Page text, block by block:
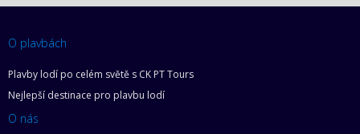
O plavbách
Plavby lodí po celém světě s CK PT Tours
Nejlepší destinace pro plavbu lodí
O nás